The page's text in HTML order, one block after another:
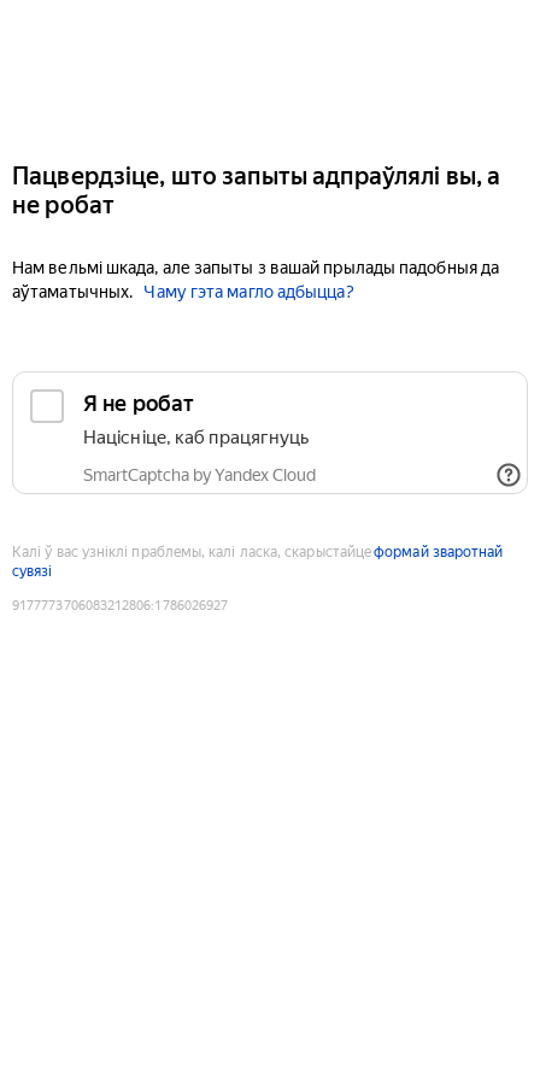
Пацвердзіце, што запыты адпраўлялі вы, а
не робат
Нам вельмі шкада, але запыты з вашай прылады падобныя да
аўтаматычных.
Чаму гэта магло адбыцца?
Я не робат
Націсніце, каб працягнуць
SmartCaptcha by Yandex Cloud
Калі ў вас узніклі праблемы, калі ласка, скарыстайцеформай зваротнай
сувязі
9177773706083212806:1786026927